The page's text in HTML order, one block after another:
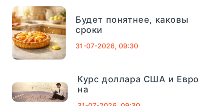
04сентябрь, 2025
Внешпромбанк 321
Банк Югра
1013
Совкомбанк
Будет понятнее, каковы
сроки
31-07-2026, 09:30
Курс доллара США и Евро
на